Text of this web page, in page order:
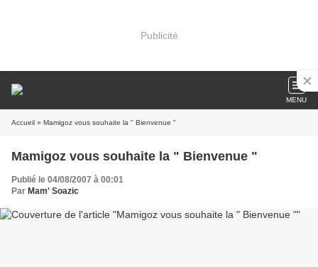
Publicité
MENU
Accueil » Mamigoz vous souhaite la " Bienvenue "
Mamigoz vous souhaite la " Bienvenue "
Publié le 04/08/2007 à 00:01
Par Mam' Soazic